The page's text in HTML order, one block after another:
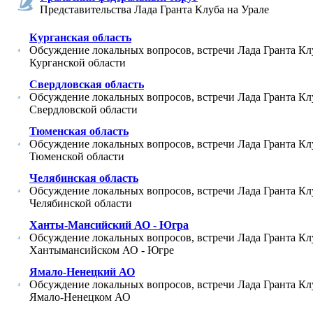
Представительства Лада Гранта Клуба на Урале
Курганская область
Обсуждение локальных вопросов, встречи Лада Гранта
Курганской области
Свердловская область
Обсуждение локальных вопросов, встречи Лада Гранта
Свердловской области
Тюменская область
Обсуждение локальных вопросов, встречи Лада Гранта
Тюменской области
Челябинская область
Обсуждение локальных вопросов, встречи Лада Гранта
Челябинской области
Ханты-Мансийский АО - Югра
Обсуждение локальных вопросов, встречи Лада Гранта
Хантымансийском АО - Югре
Ямало-Ненецкий АО
Обсуждение локальных вопросов, встречи Лада Гранта
Ямало-Ненецком АО